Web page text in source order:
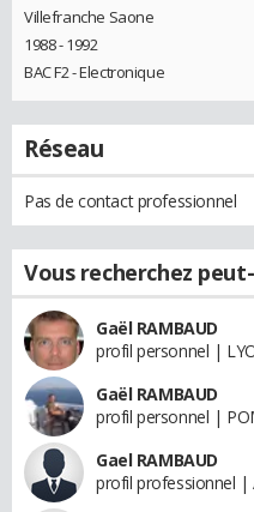
Villefranche Saone
1988 - 1992
BAC F2 - Electronique
Réseau
Pas de contact professionnel
Vous recherchez
Gaël RAMBAUD
profil personnel |
Gaël RAMBAUD
profil personnel |
Gael RAMBAUD
profil professionnel |